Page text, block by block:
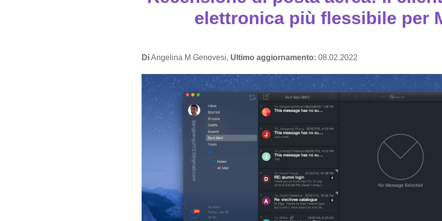
elettronica più flessibile per
DiAngelina M Genovesi, Ultimo aggiornamento: 08.02.2022